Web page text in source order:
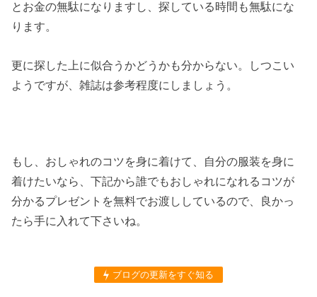
とお金の無駄になりますし、探している時間も無駄にな
ります。
更に探した上に似合うかどうかも分からない。しつこい
ようですが、雑誌は参考程度にしましょう。
もし、おしゃれのコツを身に着けて、自分の服装を身に
着けたいなら、下記から誰でもおしゃれになれるコツが
分かるプレゼントを無料でお渡ししているので、良かっ
たら手に入れて下さいね。
ブログの更新をすぐ知る